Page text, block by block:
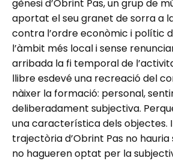
gènesi d’Obrint Pas, un grup de
aportat el seu granet de sorra a
contra l’ordre econòmic i polític
l’àmbit més local i sense
arribada la fi temporal de
llibre esdevé una recreació del
nàixer la formació: personal,
deliberadament subjectiva.
una característica dels objectes.
trajectòria d’Obrint Pas no
no hagueren optat per la